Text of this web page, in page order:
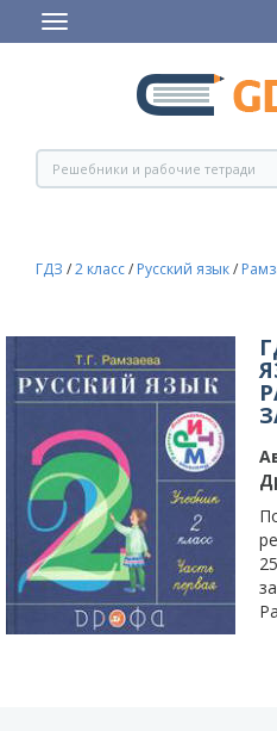
ГДЗ /2 класс/ Русский язык/